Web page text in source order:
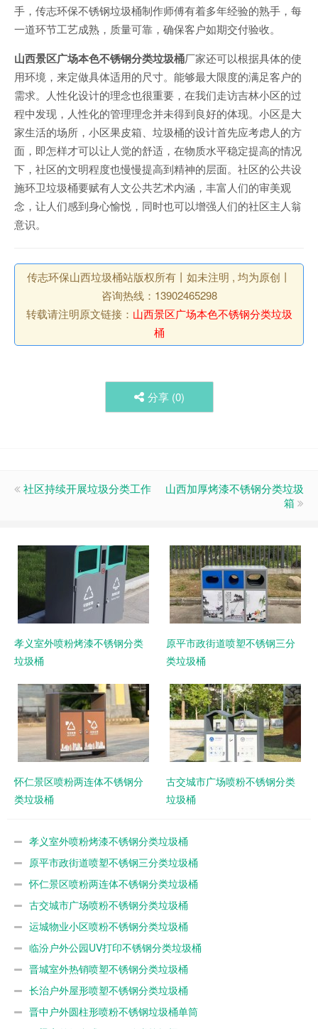
手，传志环保不锈钢垃圾桶制作师傅有着多年经验的熟手，每
一道环节工艺成熟，质量可靠，确保客户如期交付验收。
山西景区广场本色不锈钢分类垃圾桶厂家还可以根据具体的使
用环境，来定做具体适用的尺寸。能够最大限度的满足客户的
需求。人性化设计的理念也很重要，在我们走访吉林小区的过
程中发现，人性化的管理理念并未得到良好的体现。小区是大
家生活的场所，小区果皮箱、垃圾桶的设计首先应考虑人的方
面，即怎样才可以让人觉的舒适，在物质水平稳定提高的情况
下，社区的文明程度也慢慢提高到精神的层面。社区的公共设
施环卫垃圾桶要赋有人文公共艺术内涵，丰富人们的审美观
念，让人们感到身心愉悦，同时也可以增强人们的社区主人翁
意识。
传志环保山西垃圾桶站版权所有丨如未注明 , 均为原创丨
咨询热线：13902465298
转载请注明原文链接： 山西景区广场本色不锈钢分类垃圾
桶
分享 (0)
社区持续开展垃圾分类工作
山西加厚烤漆不锈钢分类垃圾
箱
孝义室外喷粉烤漆不锈钢分类
垃圾桶
原平市政街道喷塑不锈钢三分
类垃圾桶
怀仁景区喷粉两连体不锈钢分
类垃圾桶
古交城市广场喷粉不锈钢分类
垃圾桶
孝义室外喷粉烤漆不锈钢分类垃圾桶
原平市政街道喷塑不锈钢三分类垃圾桶
怀仁景区喷粉两连体不锈钢分类垃圾桶
古交城市广场喷粉不锈钢分类垃圾桶
运城物业小区喷粉不锈钢分类垃圾桶
临汾户外公园UV打印不锈钢分类垃圾桶
晋城室外热销喷塑不锈钢分类垃圾桶
长治户外屋形喷塑不锈钢分类垃圾桶
晋中户外圆柱形喷粉不锈钢垃圾桶单筒